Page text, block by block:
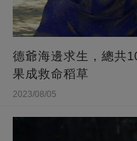
德爺海邊求生，總共
果成救命稻草
2023/08/05